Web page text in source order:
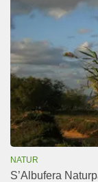
NATUR
S’Albufera